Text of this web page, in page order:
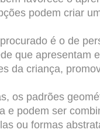
podem criar
é o de
que apresentam
da criança,
os padrões
e podem ser
ou formas